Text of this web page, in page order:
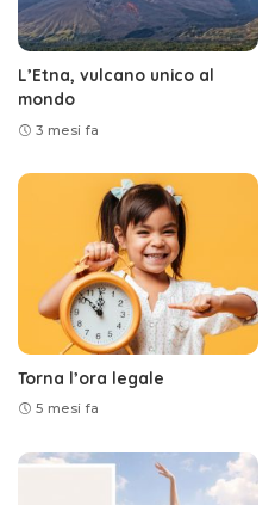
L’Etna, vulcano unico al
mondo
3 mesi fa
Torna l’ora legale
5 mesi fa